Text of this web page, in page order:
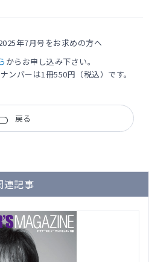
年7月号 をお求めの方へ
からお申し込み下さい。
ンバーは1冊550円（税込）です。
戻る
連記事